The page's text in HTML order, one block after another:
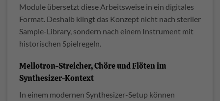
Module übersetzt diese Arbeitsweise in ein digitales
Format. Deshalb klingt das Konzept nicht nach steriler
Sample-Library, sondern nach einem Instrument mit
historischen Spielregeln.
Mellotron-Streicher, Chöre und Flöten im
Synthesizer-Kontext
In einem modernen Synthesizer-Setup können